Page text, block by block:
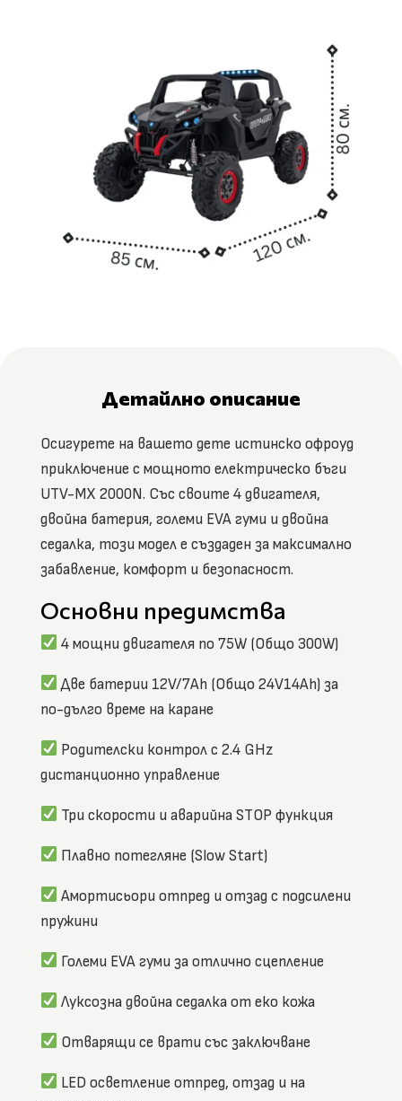
Детайлно описание
Осигурете на вашето дете истинско офроуд
приключение с мощното електрическо бъги
UTV-MX 2000N. Със своите 4 двигателя,
двойна батерия, големи EVA гуми и двойна
седалка, този модел е създаден за максимално
забавление, комфорт и безопасност.
Основни предимства
4 мощни двигателя по 75W (Общо 300W)
Две батерии 12V/7Ah (Общо 24V14Ah) за
по-дълго време на каране
Родителски контрол с 2.4 GHz
дистанционно управление
Три скорости и аварийна STOP функция
Плавно потегляне (Slow Start)
Амортисьори отпред и отзад с подсилени
пружини
Големи EVA гуми за отлично сцепление
Луксозна двойна седалка от еко кожа
Отварящи се врати със заключване
LED осветление отпред, отзад и на